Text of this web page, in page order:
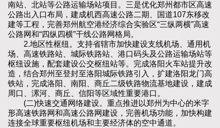
南站、北站等公路运输场站项目。三是优化郑州都市区高速
公路出入口布局，建成机西高速公路二期、国道107东移改
建等工程，完善郑州航空港经济综合实验区“三纵两横”高速
公路网和“四纵四横”干线公路网格局。
2.地区性枢纽。支持省辖市加快建设支线机场、通用机
场、高速铁路站、城际铁路站、港口码头及公路运输场站等
枢纽设施，配套建设公交枢纽站等。完成洛阳火车站提升改
造，结合郑州至登封至洛阳城际铁路引入，扩建洛阳龙门高
铁站，完成洛阳、南阳、商丘二级铁路物流基地建设，建成
周口、漯河、商丘、信阳等区域性重要港口。
(二)快速交通网络建设。重点推进以郑州为中心的米字
形高速铁路网和高速公路网建设，完善机场功能，加快构建
连接全球重要枢纽机场和主要经济体的空中通道。